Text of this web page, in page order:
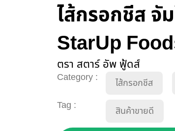
ไส้กรอกชีส จั
StarUp
ตรา สตาร์ อัพ ฟู้ดส์
Category :
ไส้กรอกชีส
Tag :
สินค้าขายดี